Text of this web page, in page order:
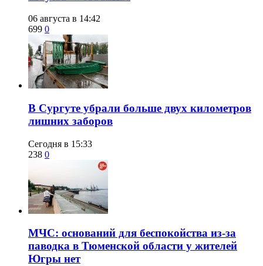
06 августа в 14:42
699 0
​В Сургуте убрали больше двух километров
лишних заборов
Сегодня в 15:33
238 0
​МЧС: оснований для беспокойства из-за
паводка в Тюменской области у жителей
Югры нет